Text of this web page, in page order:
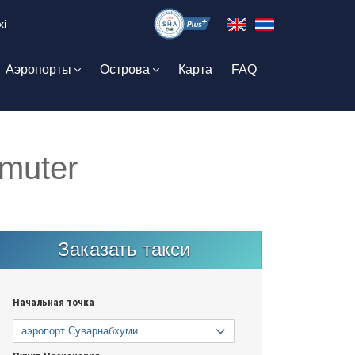
Аэропорты Острова Карта FAQ
Заказать такси
Начальная точка